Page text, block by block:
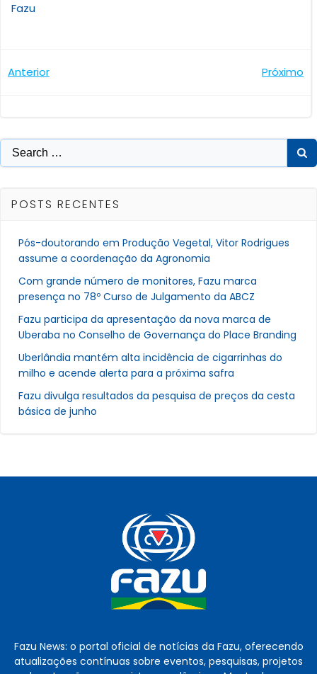
Fazu
Navegação
Post
Anterior
Post
Próximo
Search
for:
POSTS RECENTES
Pós-doutorando em Produção Vegetal, Vitor Rodrigues
assume a coordenação da Agronomia
Com grande número de monitores, Fazu marca
presença no 78º Curso de Julgamento da ABCZ
Fazu participa da apresentação da nova marca de
Uberaba no Conselho de Governança do Place Branding
Uberlândia mantém alta incidência de cigarrinhas do
milho e acende alerta para a próxima safra
Fazu divulga resultados da pesquisa de preços da cesta
básica de junho
Fazu News: o portal oficial de notícias da Fazu, oferecendo
atualizações contínuas sobre eventos, pesquisas, projetos